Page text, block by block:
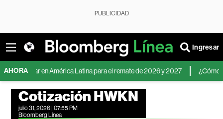
PUBLICIDAD
Ingresar
AHORAen América Latina para el remate de 2026 y 2027 ¿Cómo invertir
Cotización HWKN
julio 31, 2026 | 07:55 PM
Bloomberg Línea